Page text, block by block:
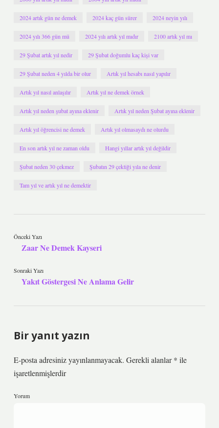
2024 artık gün ne demek 2024 kaç gün sürer 2024 neyin yılı
2024 yılı 366 gün mü 2024 yılı artık yıl mıdır 2100 artık yıl mı
29 Şubat artık yıl nedir 29 Şubat doğumlu kaç kişi var
29 Şubat neden 4 yılda bir olur Artık yıl hesabı nasıl yapılır
Artık yıl nasıl anlaşılır Artık yıl ne demek örnek
Artık yıl neden şubat ayına eklenir Artık yıl neden Şubat ayına eklenir
Artık yıl öğrencisi ne demek Artık yıl olmasaydı ne olurdu
En son artık yıl ne zaman oldu Hangi yıllar artık yıl değildir
Şubat neden 30 çekmez Şubatın 29 çektiği yıla ne denir
Tam yıl ve artık yıl ne demektir
Önceki Yazı
Zaar Ne Demek Kayseri
Sonraki Yazı
Yakıt Göstergesi Ne Anlama Gelir
Bir yanıt yazın
E-posta adresiniz yayınlanmayacak. Gerekli alanlar* ile
işaretlenmişlerdir
Yorum